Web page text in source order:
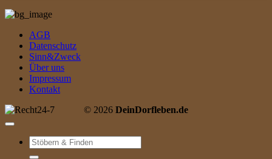
AGB
Datenschutz
Sinn&Zweck
Über uns
Impressum
Kontakt
© 2026 DeinDorfleben.de
Suche
nach: